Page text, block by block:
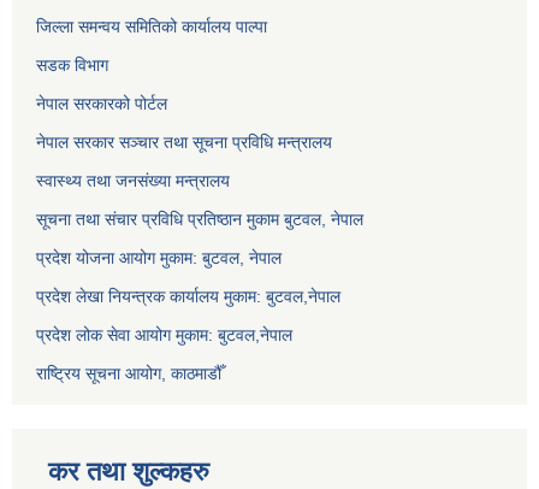
जिल्ला समन्वय समितिको कार्यालय पाल्पा
सडक विभाग
नेपाल सरकारको पोर्टल
नेपाल सरकार सञ्‍चार तथा सूचना प्रविधि मन्त्रालय
स्वास्थ्य तथा जनसंख्या मन्त्रालय
सूचना तथा संचार प्रविधि प्रतिष्ठान मुकाम बुटवल, नेपाल
प्रदेश योजना आयोग मुकाम: बुटवल, नेपाल
प्रदेश लेखा नियन्त्रक कार्यालय मुकाम: बुटवल,नेपाल
प्रदेश लोक सेवा आयोग मुकाम: बुटवल,नेपाल
राष्ट्रिय सूचना आयोग, काठमाडौँ
कर तथा शुल्कहरु